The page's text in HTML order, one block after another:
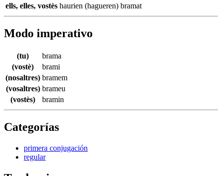
ells, elles, vostès haurien (hagueren) bramat
Modo imperativo
(tu)
brama
(vostè)
brami
(nosaltres) bramem
(vosaltres) brameu
(vostès)
bramin
Categorías
primera conjugación
regular